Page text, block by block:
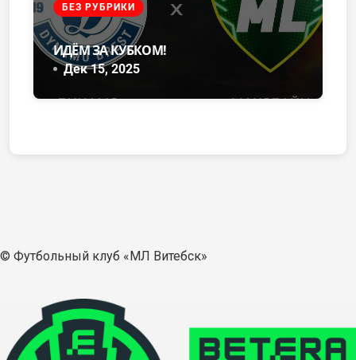
БЕЗ РУБРИКИ
ИДЁМ ЗА КУБКОМ!
Дек 15, 2025
© Футбольный клуб «МЛ Витебск»